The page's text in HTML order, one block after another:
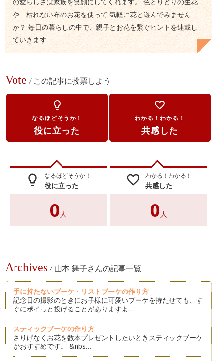
や、枯れない布のお花を使って 気軽に花と遊んでみません
か？ 毎日の暮らしの中で、親子とお花を繋ぐヒントを連載し
ていきます
Vote / この記事に投票しよう
lightbulb_outline
なるほどそうか！
役に立った
favorite_border
わかる！わかる！
共感した
lightbulb_outline なるほどそうか！
役に立った
0 人
favorite_border わかる！わかる！
共感した
0 人
Archives / 山本 舞子さんの記事一覧
手に持たないブーケ・リストブーケの作り方
記念日の撮影のときにお子様に可愛いブーケを持たせても、す
ぐにポイっと投げることがありますよ…
スティックブーケの作り方
さりげなくお花を数本プレゼントしたいときスティックブーケ
がおすすめです。 &nbs…